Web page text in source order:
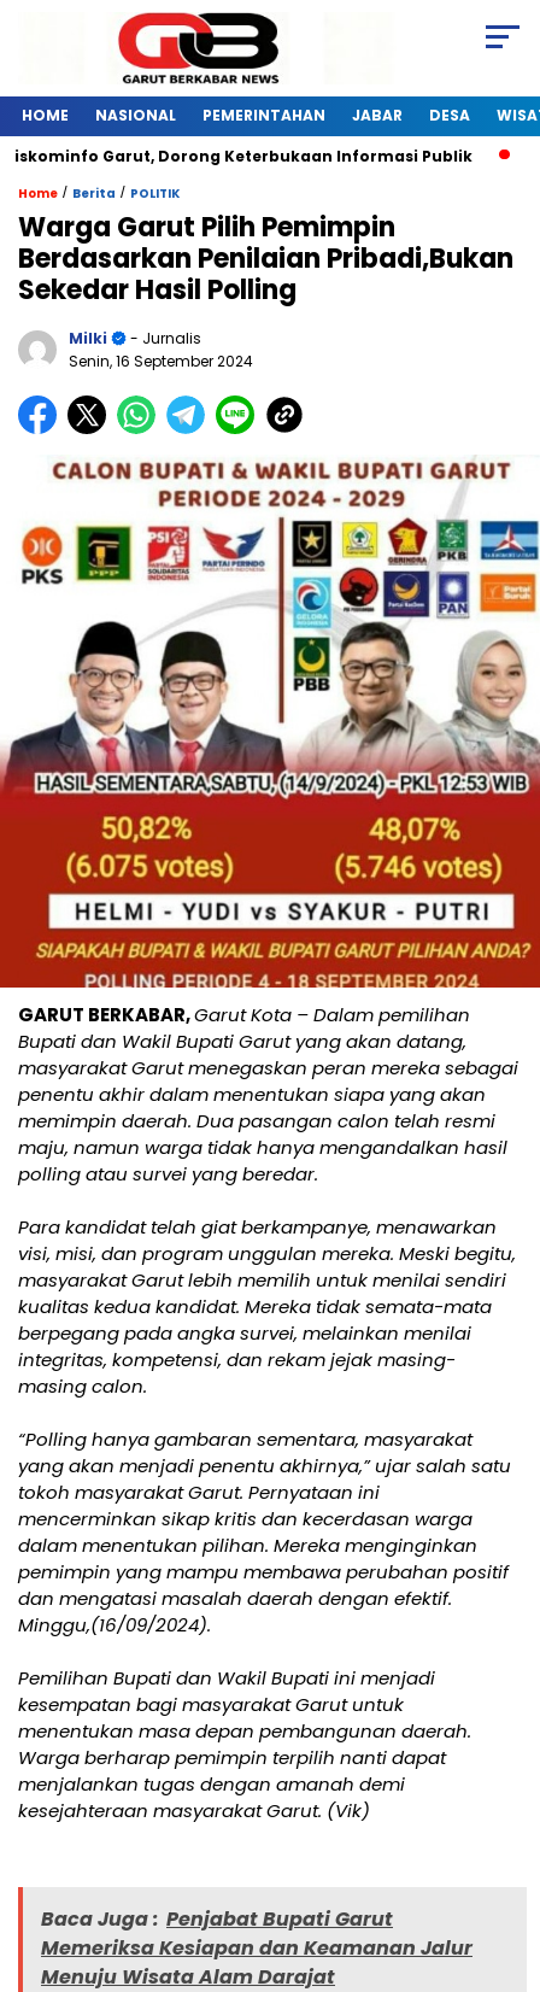
HOME NASIONAL PEMERINTAHAN JABAR DESA
Garut, Dorong Keterbukaan Informasi Publik
Home / Berita / POLITIK
Warga Garut Pilih Pemimpin
Berdasarkan Penilaian Pribadi,Bukan
Sekedar Hasil Polling
Milki
- Jurnalis
Senin, 16 September 2024
GARUT BERKABAR,Garut Kota – Dalam pemilihan
Bupati dan Wakil Bupati Garut yang akan datang,
masyarakat Garut menegaskan peran mereka sebagai
penentu akhir dalam menentukan siapa yang akan
memimpin daerah. Dua pasangan calon telah resmi
maju, namun warga tidak hanya mengandalkan hasil
polling atau survei yang beredar.
Para kandidat telah giat berkampanye, menawarkan
visi, misi, dan program unggulan mereka. Meski begitu,
masyarakat Garut lebih memilih untuk menilai sendiri
kualitas kedua kandidat. Mereka tidak semata-mata
berpegang pada angka survei, melainkan menilai
integritas, kompetensi, dan rekam jejak masing-
masing calon.
“Polling hanya gambaran sementara, masyarakat
yang akan menjadi penentu akhirnya,” ujar salah satu
tokoh masyarakat Garut. Pernyataan ini
mencerminkan sikap kritis dan kecerdasan warga
dalam menentukan pilihan. Mereka menginginkan
pemimpin yang mampu membawa perubahan positif
dan mengatasi masalah daerah dengan efektif.
Minggu,(16/09/2024).
Pemilihan Bupati dan Wakil Bupati ini menjadi
kesempatan bagi masyarakat Garut untuk
menentukan masa depan pembangunan daerah.
Warga berharap pemimpin terpilih nanti dapat
menjalankan tugas dengan amanah demi
kesejahteraan masyarakat Garut. (Vik)
Baca Juga : Penjabat Bupati Garut
Memeriksa Kesiapan dan Keamanan Jalur
Menuju Wisata Alam Darajat